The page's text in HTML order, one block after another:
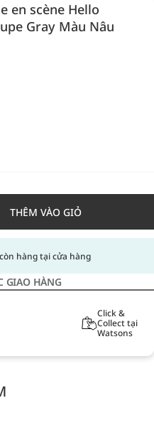
en scène Hello
Gray Màu Nâu
THÊM VÀO GIỎ
hàng tại cửa hàng
GIAO HÀNG
Click &
Collect tại
Watsons